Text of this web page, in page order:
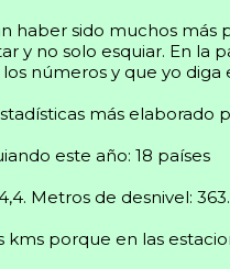
haber sido muchos más
y no solo esquiar. En
números y que yo diga
más elaborado
este año: 18 países
Metros de desnivel:
kms porque en las